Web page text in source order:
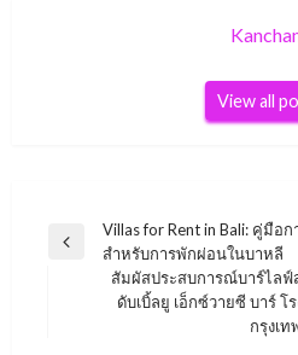
View all
Post
navigation
Previous
Villas for Rent in Bali: คู่มือก
สำหรับการพักผ่อนในบาหลี
สัมผัสประสบการณ์บาร์ไลฟ์
ดับเบิ้ลยู เอ็กซ์วายซี บาร์
กรุงเ